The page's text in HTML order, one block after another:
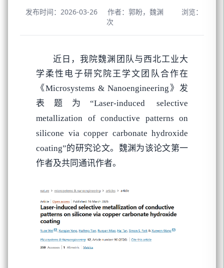
发布时间：2026-03-26 作者：郭盼，魏渊
浏览：
次
近日，我院魏渊团队与西北工业大
学柔性电子研究院王学文团队合作在
《Microsystems & Nanoengineering》 发
表题为
“Laser-induced selective
metallization of conductive patterns on
silicone via copper carbonate hydroxide
coating”的研究论文。魏渊为该论文第一
作者及共同通讯作者。